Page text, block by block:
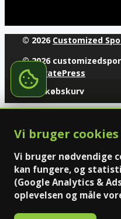
Vi bruger cookies
Vi bruger nødvendige
kan fungere, og
(Google Analytics &
oplevelsen og måle
© 2026 Customized
© 2026
GeneratePress
Din indkøbskurv